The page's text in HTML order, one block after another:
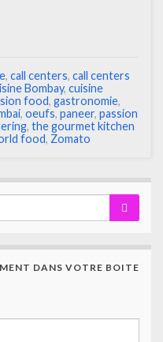
, call centers, call centers
Bombay, cuisine
food, gastronomie,
, oeufs, paneer, passion
, the gourmet kitchen
food, Zomato
DANS VOTRE BOITE